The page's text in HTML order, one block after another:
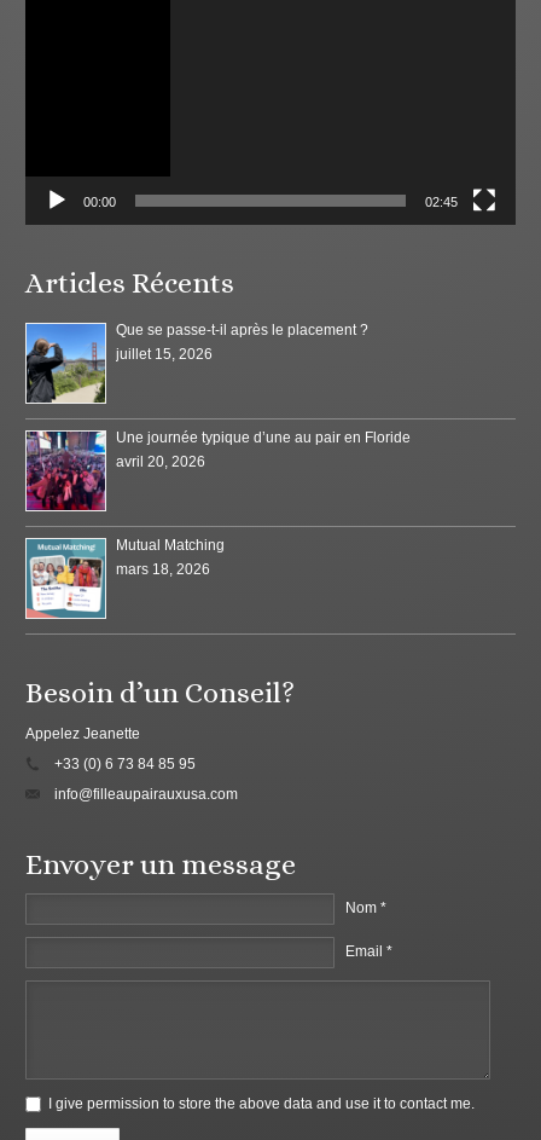
00:00 02:45
Articles Récents
Que se passe-t-il après le placement ?
juillet 15, 2026
Une journée typique d’une au pair en Floride
avril 20, 2026
Mutual Matching
mars 18, 2026
Besoin d’un Conseil?
Appelez Jeanette
+33 (0) 6 73 84 85 95
info@filleaupairauxusa.com
Envoyer un message
Nom *
Email *
I give permission to store the above data and use it to contact me.